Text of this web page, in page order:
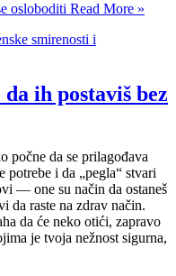
osloboditi Read More »
ih postaviš bez
počne da se prilagođava
potrebe i da „pegla“ stvari
— one su način da ostaneš
da raste na zdrav način.
da će neko otići, zapravo
je tvoja nežnost sigurna,